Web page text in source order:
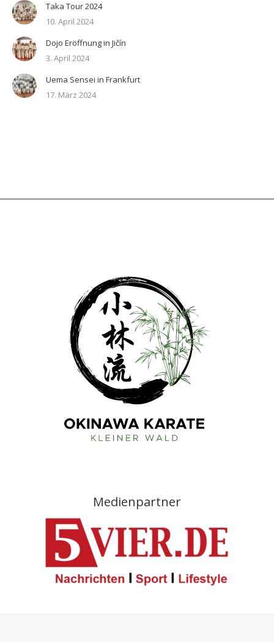
Taka Tour 2024
10. April 2024
Dojo Eröffnung in Jičín
3. April 2024
Uema Sensei in Frankfurt
17. März 2024
Medienpartner